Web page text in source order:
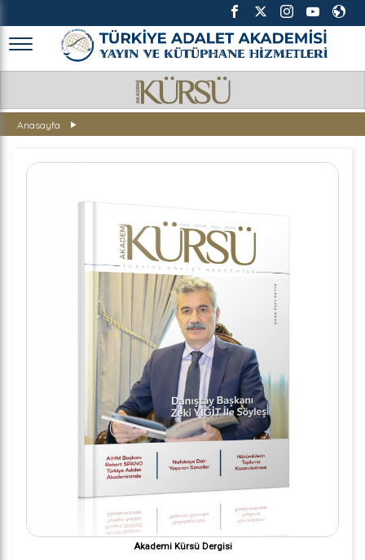
TÜRKİYE ADALET
Anasayfa
Akademi Kürsü Dergisi